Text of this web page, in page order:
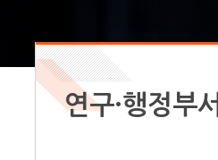
연구·행정부서